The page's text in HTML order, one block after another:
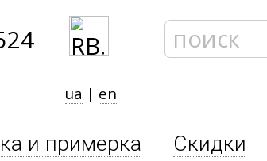
ua | en
и примерка Скидки